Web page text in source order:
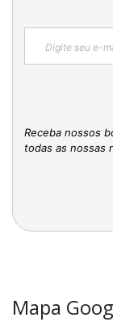
Receba nossos
todas as nossas
Mapa